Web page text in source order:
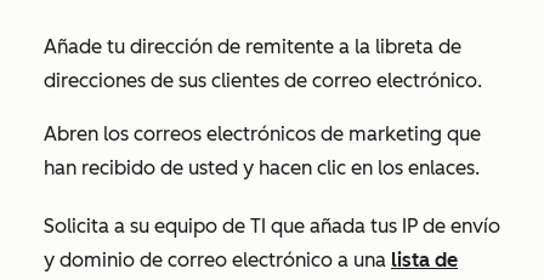
Añade tu dirección de remitente a la libreta de
direcciones de sus clientes de correo electrónico.
Abren los correos electrónicos de marketing que
han recibido de usted y hacen clic en los enlaces.
Solicita a su equipo de TI que añada tus IP de envío
y dominio de correo electrónico a una lista de